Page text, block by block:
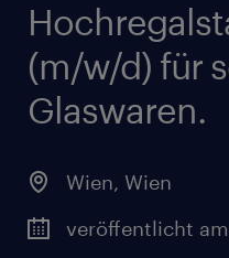
(m/w/d) für
Glaswaren.
Wien, Wien
veröffentlicht